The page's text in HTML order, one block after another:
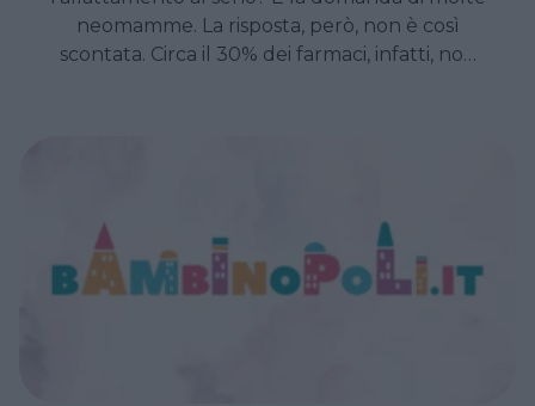
neomamme. La risposta, però, non è così
scontata. Circa il 30% dei farmaci, infatti, non